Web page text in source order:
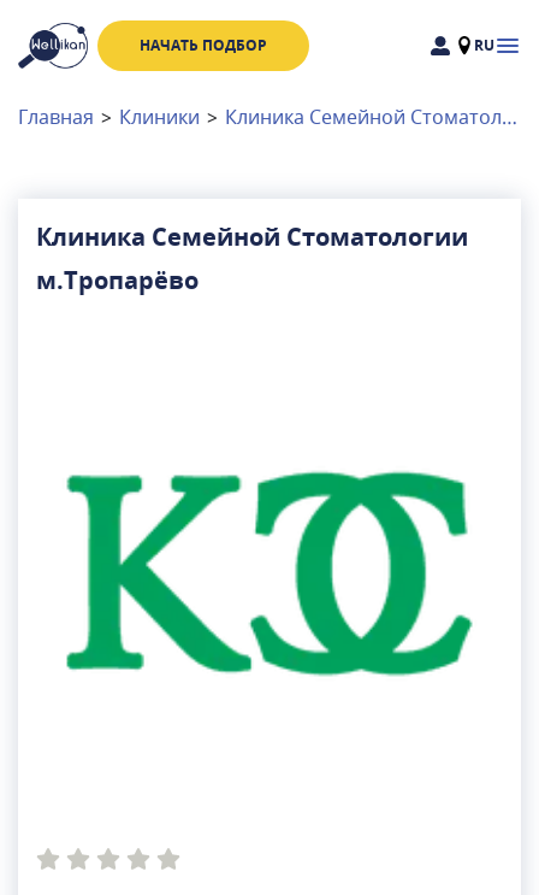
НАЧАТЬ ПОДБОР RU
Доктора
Клиники
Главная > Клиники > Клиника Семейной Стоматологии м.Тропарёво
Клиника Семейной Стоматологии
м.Тропарёво